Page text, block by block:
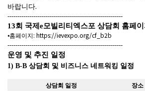
바랍니다.
----------------------------------------------------------
13회 국제 e모빌리티엑스포 상담회 홈페이
⦁홈페이지 : https://ievexpo.org/cf_b2b
----------------------------------------------------------
운영 및 추진 일정
1) B-B 상담회 및 비즈니스 네트워킹 일정
상담회 일정 장소